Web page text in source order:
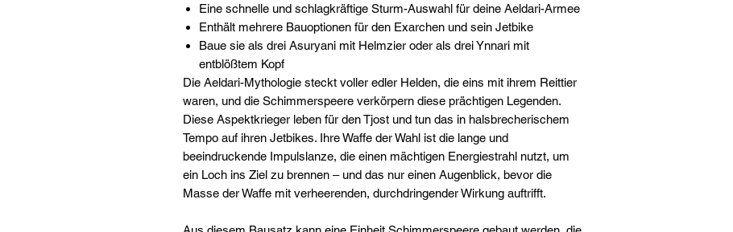
Eine schnelle und schlagkräftige Sturm-Auswahl für deine Aeldari-Armee
Enthält mehrere Bauoptionen für den Exarchen und sein Jetbike
Baue sie als drei Asuryani mit Helmzier oder als drei Ynnari mit
entblößtem Kopf
Die Aeldari-Mythologie steckt voller edler Helden, die eins mit ihrem Reittier
waren, und die Schimmerspeere verkörpern diese prächtigen Legenden.
Diese Aspektkrieger leben für den Tjost und tun das in halsbrecherischem
Tempo auf ihren Jetbikes. Ihre Waffe der Wahl ist die lange und
beeindruckende Impulslanze, die einen mächtigen Energiestrahl nutzt, um
ein Loch ins Ziel zu brennen – und das nur einen Augenblick, bevor die
Masse der Waffe mit verheerenden, durchdringender Wirkung auftrifft.